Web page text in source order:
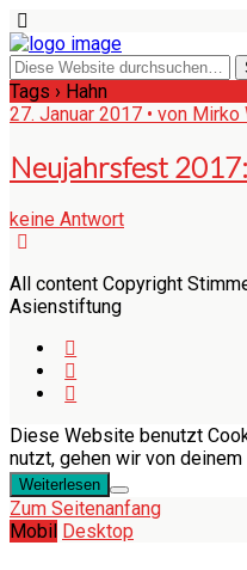
Tags › Hahn
27. Januar 2017 • von
Neujahrsfest
keine Antwort
All content Copyright
Asienstiftung
Diese Website benutzt
nutzt, gehen wir von
Weiterlesen
Zum Seitenanfang
Mobil Desktop